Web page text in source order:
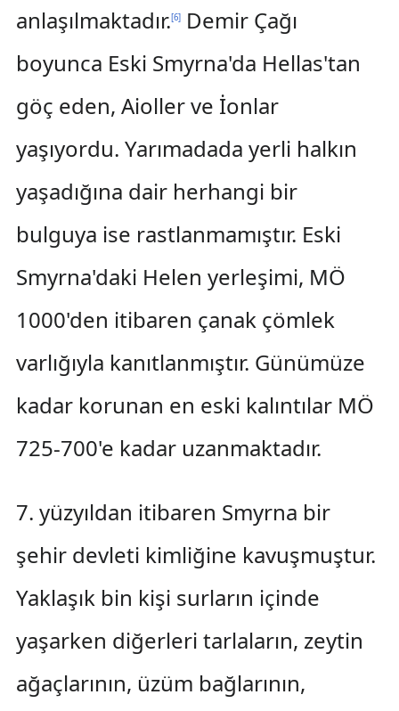
anlaşılmaktadır.[6]Demir Çağı
boyunca Eski Smyrna'da Hellas'tan
göç eden, Aioller ve İonlar
yaşıyordu. Yarımadada yerli halkın
yaşadığına dair herhangi bir
bulguya ise rastlanmamıştır. Eski
Smyrna'daki Helen yerleşimi, MÖ
1000'den itibaren çanak çömlek
varlığıyla kanıtlanmıştır. Günümüze
kadar korunan en eski kalıntılar MÖ
725-700'e kadar uzanmaktadır.
7. yüzyıldan itibaren Smyrna bir
şehir devleti kimliğine kavuşmuştur.
Yaklaşık bin kişi surların içinde
yaşarken diğerleri tarlaların, zeytin
ağaçlarının, üzüm bağlarının,